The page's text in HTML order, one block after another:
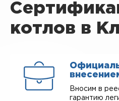
котлов в
Вносим в
гарантию